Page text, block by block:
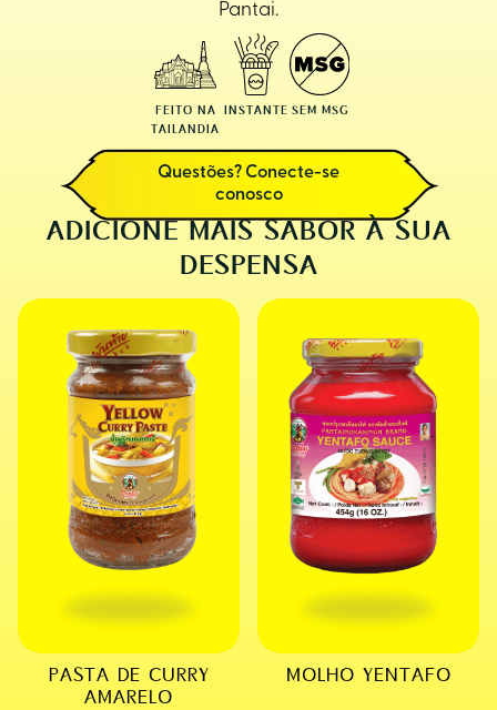
Pantai.
FEITO NA
TAILANDIA
INSTANTE SEM MSG
Questões? Conecte-se
conosco
ADICIONE MAIS SABOR À SUA
DESPENSA
PASTA DE CURRY
AMARELO
MOLHO YENTAFO